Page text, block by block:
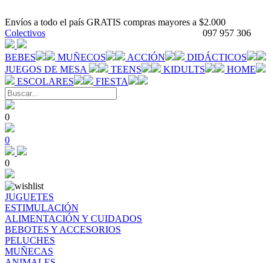
Envíos a todo el país GRATIS compras mayores a $2.000
097 957 306
Colectivos
BEBES MUÑECOS ACCIÓN
DIDÁCTICOS
JUEGOS DE MESA
TEENS KIDULTS
HOME
ESCOLARES
FIESTA
0
0
0
JUGUETES
ESTIMULACIÓN
ALIMENTACIÓN Y CUIDADOS
BEBOTES Y ACCESORIOS
PELUCHES
MUÑECAS